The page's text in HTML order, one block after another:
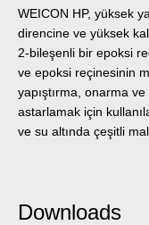
WEICON HP, yüksek
direncine ve yüksek
2-bileşenli bir epoksi
ve epoksi reçinesinin
yapıştırma, onarma
astarlamak için
ve su altında çeşitli
Downloads